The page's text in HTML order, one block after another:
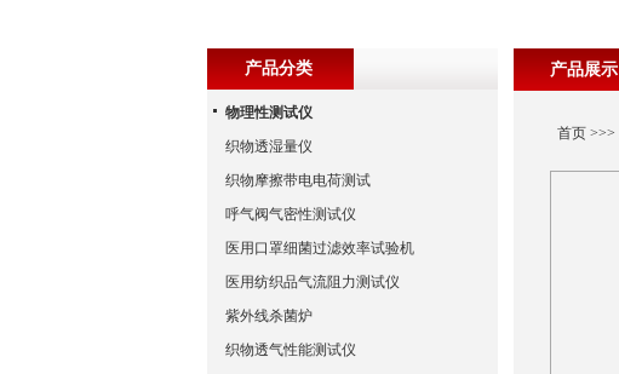
产品展示
首页>>>
产品分类
物理性测试仪
织物透湿量仪
织物摩擦带电电荷测试
呼气阀气密性测试仪
医用口罩细菌过滤效率试验机
医用纺织品气流阻力测试仪
紫外线杀菌炉
织物透气性能测试仪